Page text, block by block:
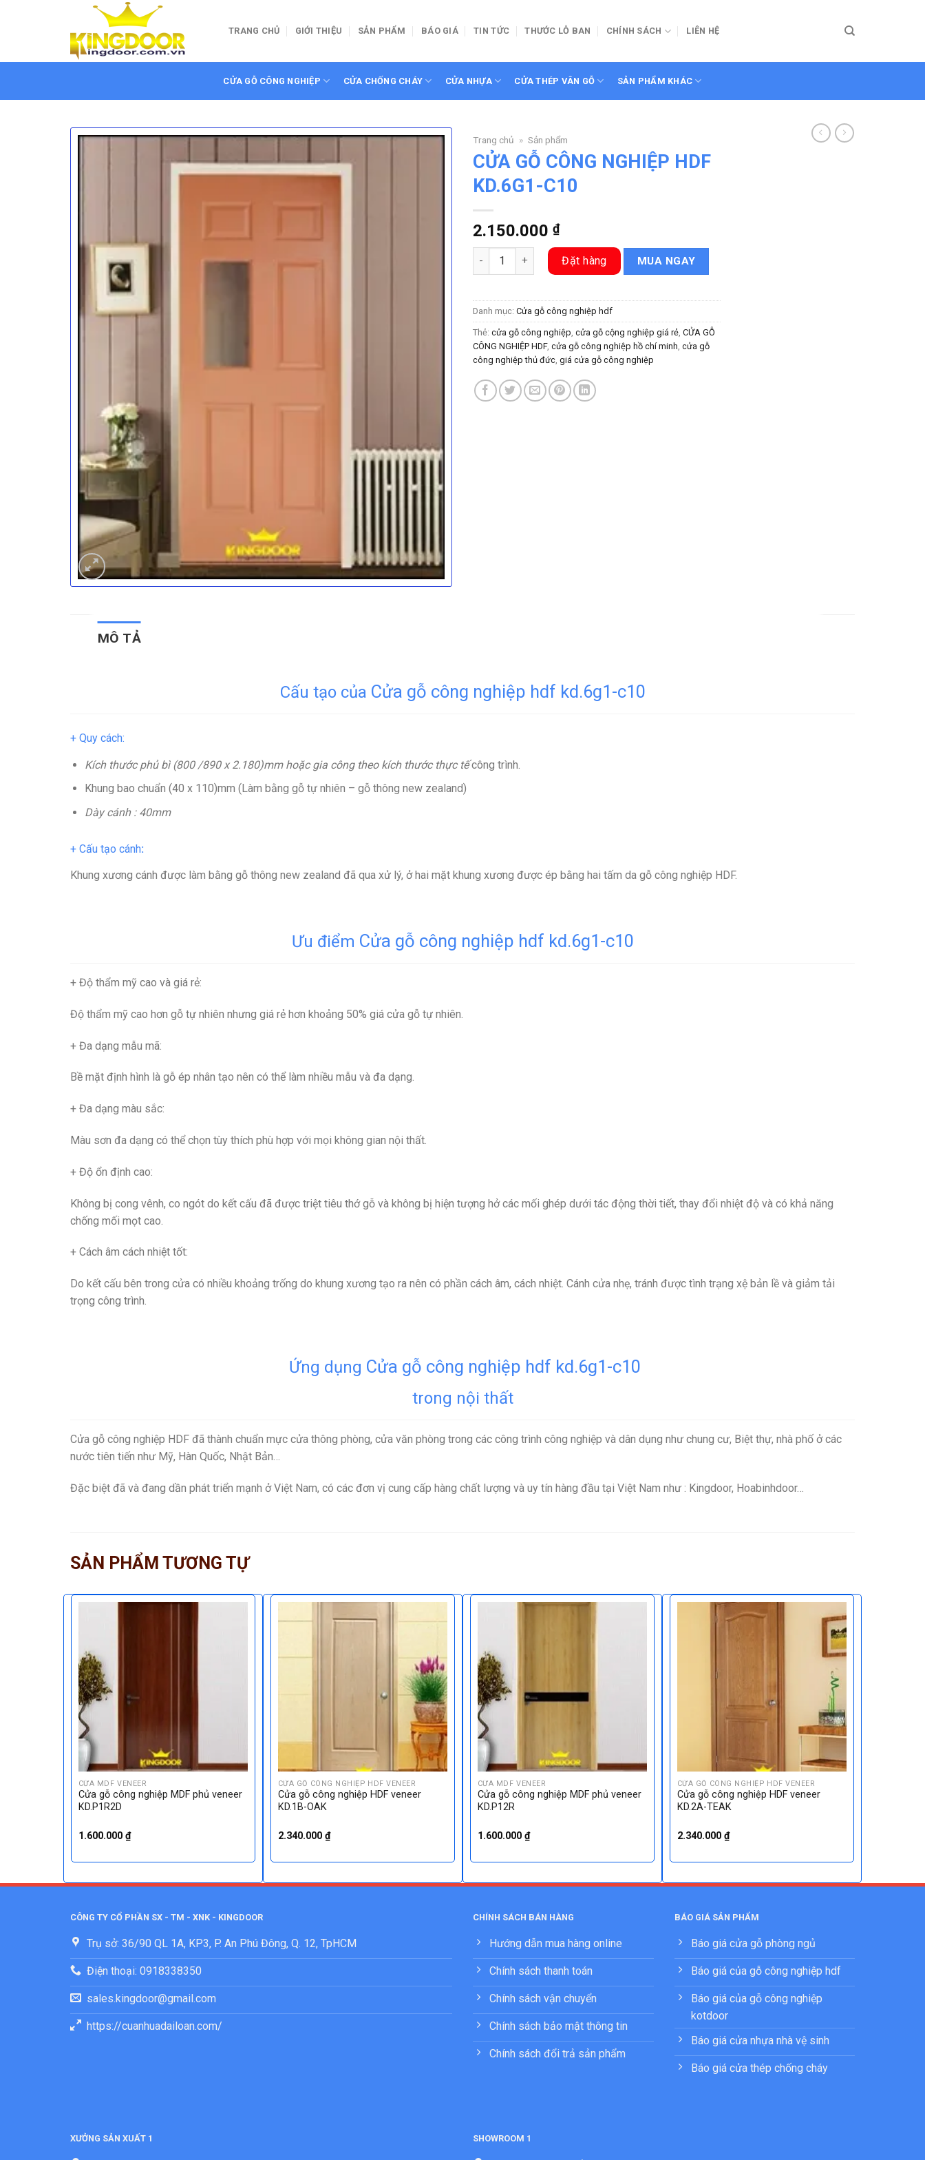
dung
TRANG CHỦ GIỚI THIỆU SẢN PHẨM BÁO GIÁ TIN TỨC THƯỚC LỖ BAN CHÍNH SÁCH LIÊN HỆ
CỬA GỖ CÔNG NGHIỆP CỬA CHỐNG CHÁY CỬA NHỰA CỬA THÉP VÂN GỖ SẢN PHẨM KHÁC
Trang chủ » Sản phẩm
CỬA GỖ CÔNG NGHIỆP HDF
KD.6G1-C10
2.150.000 ₫
CỬA GỖ CÔNG NGHIỆP HDF KD.6G1-C10 số lượng
Đặt hàng MUA NGAY
Danh mục: Cửa gỗ công nghiệp hdf
Thẻ: cửa gỗ công nghiệp cửa gỗ cộng nghiệp giá rẻ CỬA GỖ
CÔNG NGHIỆP HDF, cửa gỗ công nghiệp hồ chí minh cửa gỗ
công nghiệp thủ đức giá cửa gỗ công nghiệp
MÔ TẢ
Cấu tạo của Cửa gỗ công nghiệp hdf kd.6g1-c10
+ Quy cách:
Kích thước phủ bì (800 /890 x 2.180)mm hoặc gia công theo kích thước thực tếcông trình.
Khung bao chuẩn (40 x 110)mm (Làm bằng gỗ tự nhiên – gỗ thông new zealand)
Dày cánh : 40mm
+ Cấu tạo cánh:
Khung xương cánh được làm bằng gỗ thông new zealand đã qua xử lý, ở hai mặt khung xương được ép bằng hai tấm da gỗ công nghiệp HDF.
Ưu điểm Cửa gỗ công nghiệp hdf kd.6g1-c10
+ Độ thẩm mỹ cao và giá rẻ:
Độ thẩm mỹ cao hơn gỗ tự nhiên nhưng giá rẻ hơn khoảng 50% giá cửa gỗ tự nhiên.
+ Đa dạng mẫu mã:
Bề mặt định hình là gỗ ép nhân tạo nên có thể làm nhiều mẫu và đa dạng.
+ Đa dạng màu sắc:
Màu sơn đa dạng có thể chọn tùy thích phù hợp với mọi không gian nội thất.
+ Độ ổn định cao:
Không bị cong vênh, co ngót do kết cấu đã được triệt tiêu thớ gỗ và không bị hiện tượng hở các mối ghép dưới tác động thời tiết, thay đổi nhiệt độ và có khả năng
chống mối mọt cao.
+ Cách âm cách nhiệt tốt:
Do kết cấu bên trong cửa có nhiều khoảng trống do khung xương tạo ra nên có phần cách âm, cách nhiệt. Cánh cửa nhẹ, tránh được tình trạng xệ bản lề và giảm tải
trọng công trình.
Ứng dụng Cửa gỗ công nghiệp hdf kd.6g1-c10
trong nội thất
Cửa gỗ công nghiệp HDF đã thành chuẩn mực cửa thông phòng, cửa văn phòng trong các công trình công nghiệp và dân dụng như chung cư, Biệt thự, nhà phố ở các
nước tiên tiến như Mỹ, Hàn Quốc, Nhật Bản…
Đặc biệt đã và đang dần phát triển mạnh ở Việt Nam, có các đơn vị cung cấp hàng chất lượng và uy tín hàng đầu tại Việt Nam như : Kingdoor, Hoabinhdoor…
SẢN PHẨM TƯƠNG TỰ
CỬA MDF VENEER
Cửa gỗ công nghiệp MDF phủ veneer
KD.P1R2D
1.600.000 ₫
CỬA GỖ CÔNG NGHIỆP HDF VENEER
Cửa gỗ công nghiệp HDF veneer
KD.1B-OAK
2.340.000 ₫
CỬA MDF VENEER
Cửa gỗ công nghiệp MDF phủ veneer
KD.P12R
1.600.000 ₫
CỬA GỖ CÔNG NGHIỆP HDF VENEER
Cửa gỗ công nghiệp HDF veneer
KD.2A-TEAK
2.340.000 ₫
CÔNG TY CỔ PHẦN SX - TM - XNK - KINGDOOR
Trụ sở: 36/90 QL 1A, KP3, P. An Phú Đông, Q. 12, TpHCM
Điện thoại: 0918338350
sales.kingdoor@gmail.com
https://cuanhuadailoan.com/
CHÍNH SÁCH BÁN HÀNG
Hướng dẫn mua hàng online
Chính sách thanh toán
Chính sách vận chuyển
Chính sách bảo mật thông tin
Chính sách đổi trả sản phẩm
BÁO GIÁ SẢN PHẨM
Báo giá cửa gỗ phòng ngủ
Báo giá của gỗ công nghiệp hdf
Báo giá của gỗ công nghiệp
kotdoor
Báo giá cửa nhựa nhà vệ sinh
Báo giá cửa thép chống cháy
XƯỞNG SẢN XUẤT 1 SHOWROOM 1